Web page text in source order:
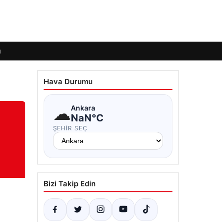
Hava Durumu
☁Ankara
NaN°C
ŞEHIR SEÇ
Bizi Takip Edin